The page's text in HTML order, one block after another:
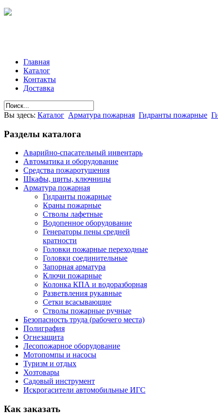
Главная
Каталог
Контакты
Доставка
Вы здесь: Каталог Арматура пожарная Гидранты пожарные
Разделы каталога
Аварийно-спасательный инвентарь
Автоматика и оборудование
Средства пожаротушения
Шкафы, щиты, ключницы
Арматура пожарная
Гидранты пожарные
Краны пожарные
Стволы лафетные
Водопенное оборудование
Генераторы пены средней
кратности
Головки пожарные переходные
Головки соединительные
Запорная арматура
Ключи пожарные
Колонка КПА и водоразборная
Разветвления рукавные
Сетки всасывающие
Стволы пожарные ручные
Безопасность труда (рабочего места)
Полиграфия
Огнезащита
Лесопожарное оборудование
Мотопомпы и насосы
Туризм и отдых
Хозтовары
Садовый инструмент
Искрогасители автомобильные ИГС
Как заказать